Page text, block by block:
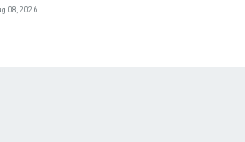
08, 2026